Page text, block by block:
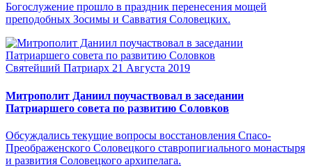
Богослужение прошло в праздник перенесения мощей
преподобных Зосимы и Савватия Соловецких.
Святейший Патриарх 21 Августа 2019
Митрополит Даниил поучаствовал в заседании
Патриаршего совета по развитию Соловков
Обсуждались текущие вопросы восстановления Спасо-
Преображенского Соловецкого ставропигиального монастыря
и развития Соловецкого архипелага.